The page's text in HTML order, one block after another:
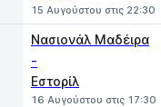
15 Αυγούστου στις 22:30
Νασιονάλ Μαδέιρα
-
Εστορίλ
16 Αυγούστου στις 17:30